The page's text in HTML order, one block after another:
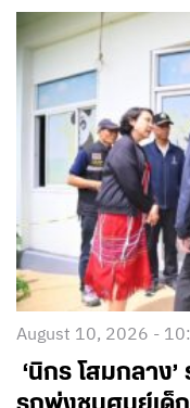
August 10, 2026 -
‘นิกร โสมกลาง